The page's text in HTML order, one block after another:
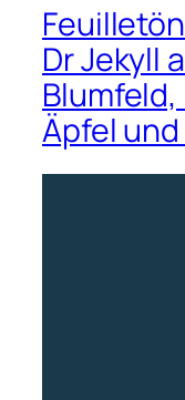
Dr Jekyll
Äpfel